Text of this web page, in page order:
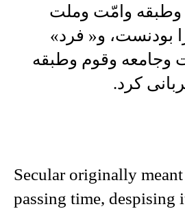
وطبقه وامّت وملت
بودنست، و« فرد»
وجامعه وقوم وطبقه
کرد.
Secular originally
passing time, despising